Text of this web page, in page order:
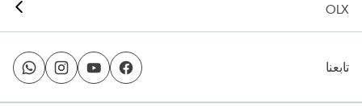
OLX
تابعنا